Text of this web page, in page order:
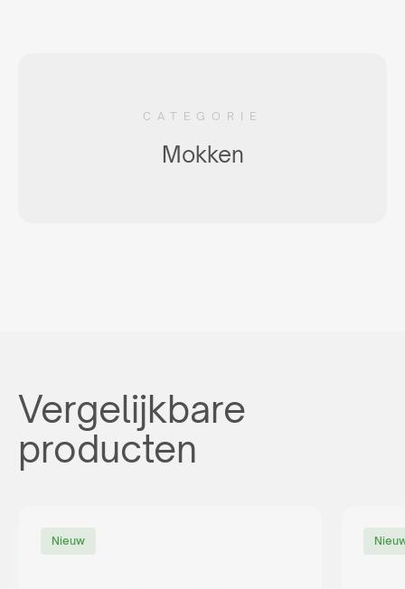
CATEGORIE
Mokken
Vergelijkbare
producten
Nieuw